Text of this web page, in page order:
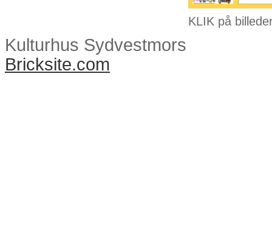
KLIK på
Kulturhus Sydvestmors
Bricksite.com